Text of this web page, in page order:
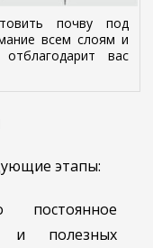
почву под
всем слоям и
вас
этапы:
и полезных